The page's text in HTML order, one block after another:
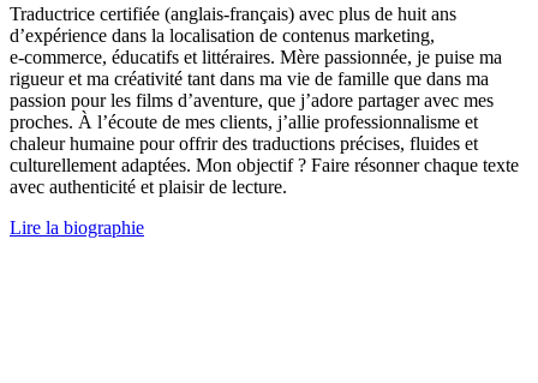
Traductrice certifiée (anglais-français) avec plus de huit ans
d’expérience dans la localisation de contenus marketing,
e‑commerce, éducatifs et littéraires. Mère passionnée, je puise ma
rigueur et ma créativité tant dans ma vie de famille que dans ma
passion pour les films d’aventure, que j’adore partager avec mes
proches. À l’écoute de mes clients, j’allie professionnalisme et
chaleur humaine pour offrir des traductions précises, fluides et
culturellement adaptées. Mon objectif ? Faire résonner chaque texte
avec authenticité et plaisir de lecture.
Lire la biographie